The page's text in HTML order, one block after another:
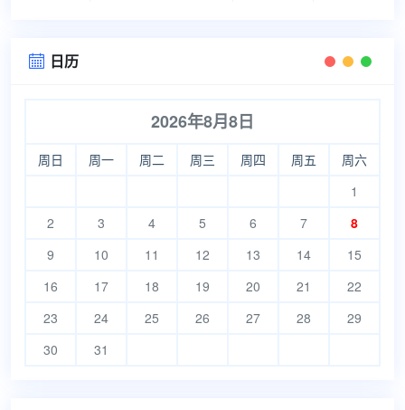
 日历
2026年8月8日
周日 周一 周二 周三 周四 周五
周六
1
2
3 4 5 6 7
8
9
10 11 12 13 14
15
16
17 18 19 20 21
22
23
24 25 26 27 28
29
30
31